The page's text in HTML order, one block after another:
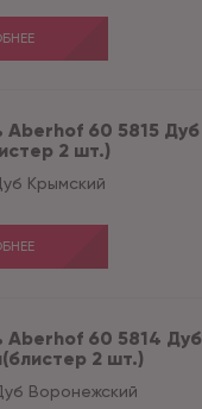
Aberhof 60 5815 Дуб
2 шт.)
Крымский
Aberhof 60 5814 Дуб
2 шт.)
Воронежский